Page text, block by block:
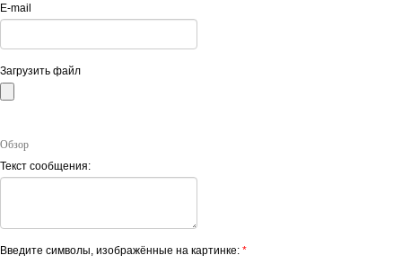
E-mail
Загрузить файл
Обзор
Текст сообщения:
Введите символы, изображённые на картинке: *